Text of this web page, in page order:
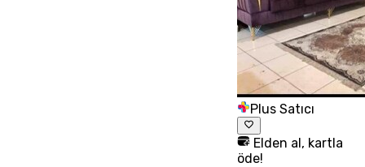
Plus Satıcı
Elden al, kartla
öde!